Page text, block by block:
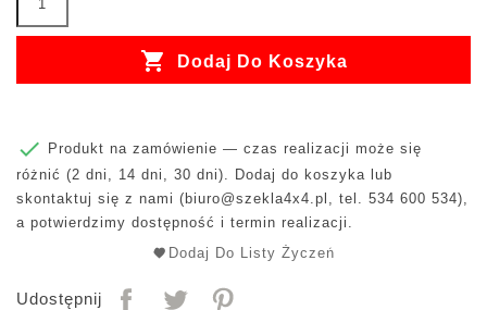
 Dodaj Do Koszyka

Produkt na zamówienie — czas realizacji może się
różnić (2 dni, 14 dni, 30 dni). Dodaj do koszyka lub
skontaktuj się z nami ( biuro@szekla4x4.pl , tel. 534 600 534),
a potwierdzimy dostępność i termin realizacji.
Dodaj Do Listy Życzeń
Udostępnij